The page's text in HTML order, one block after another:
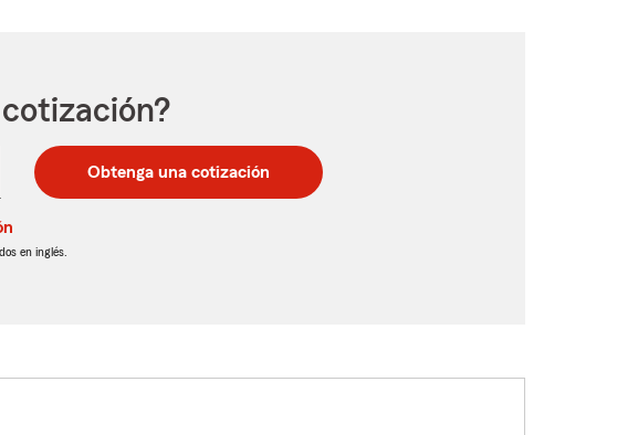
Obtenga una cotización
en inglés.